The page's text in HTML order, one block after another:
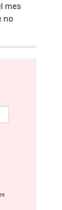
mes
no